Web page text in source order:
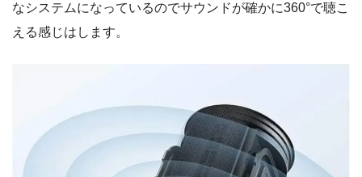
なシステムになっているのでサウンドが確かに360°で聴こ
える感じはします。